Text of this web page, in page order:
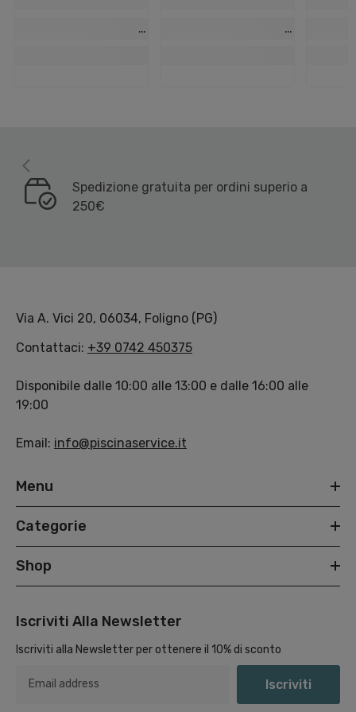
Spedizione gratuita per ordini superio a
250€
Via A. Vici 20, 06034, Foligno (PG)
Contattaci: +39 0742 450375
Disponibile dalle 10:00 alle 13:00 e dalle 16:00 alle
19:00
Email: info@piscinaservice.it
Menu
Categorie
Shop
Iscriviti Alla Newsletter
Iscriviti alla Newsletter per ottenere il 10% di sconto
Iscriviti